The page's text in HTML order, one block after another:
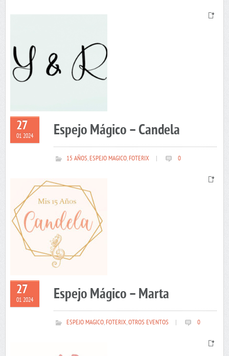
27
01 2024 Espejo Mágico – Candela
15 AÑOS,ESPEJO MAGICO,FOTERIX 0
27
01 2024 Espejo Mágico – Marta
ESPEJO MAGICO,FOTERIX,OTROS EVENTOS 0